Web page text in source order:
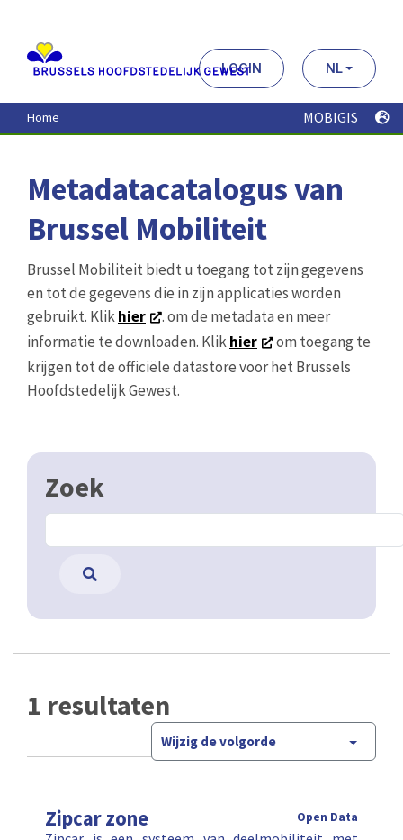
contenu
principal
LOGIN NL
Home MOBIGIS
Metadatacatalogus van
Brussel Mobiliteit
Brussel Mobiliteit biedt u toegang tot zijn gegevens
en tot de gegevens die in zijn applicaties worden
gebruikt. Klikhier
. om de metadata en meer
informatie te downloaden. Klikhier
om toegang te
krijgen tot de officiële datastore voor het Brussels
Hoofdstedelijk Gewest.
Zoek
1 resultaten
Wijzig de volgorde
Zipcar zone Open Data